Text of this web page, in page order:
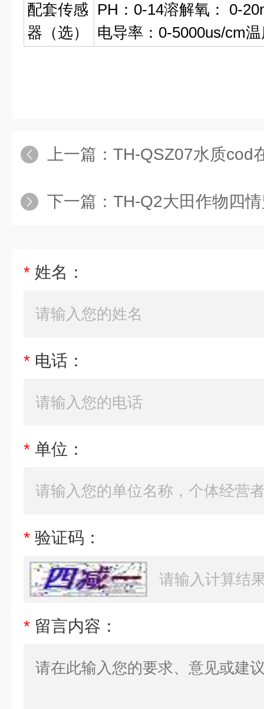
配套传感
器（选）
PH：0-14溶解氧： 0-
电导率：0-5000us/cm
上一篇： TH-QSZ07水质cod
下一篇： TH-Q2大田作物四
* 姓名：
* 电话：
* 单位：
* 验证码：
* 留言内容：